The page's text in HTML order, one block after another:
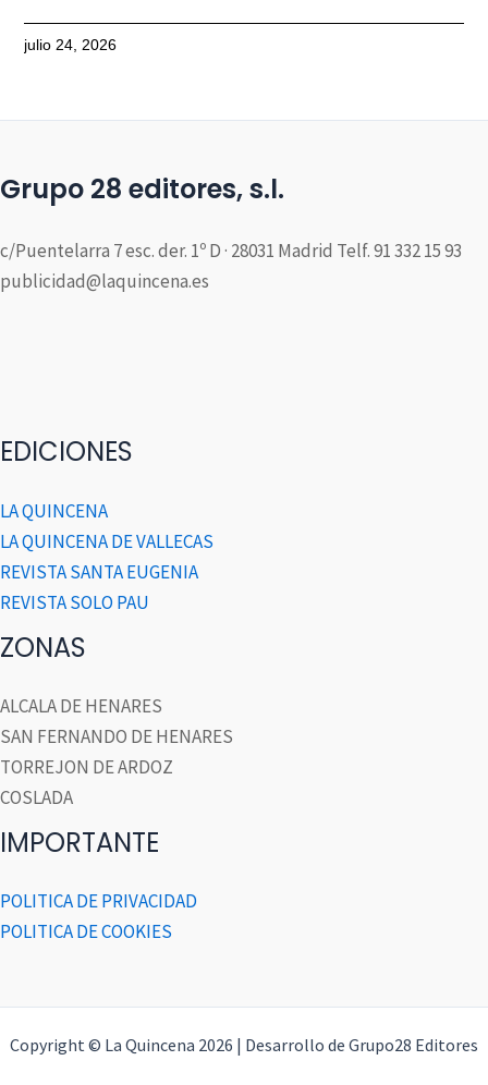
julio 24, 2026
Grupo 28 editores, s.l.
c/Puentelarra 7 esc. der. 1º D · 28031 Madrid Telf. 91 332 15 93
publicidad@laquincena.es
EDICIONES
LA QUINCENA
LA QUINCENA DE VALLECAS
REVISTA SANTA EUGENIA
REVISTA SOLO PAU
ZONAS
ALCALA DE HENARES
SAN FERNANDO DE HENARES
TORREJON DE ARDOZ
COSLADA
IMPORTANTE
POLITICA DE PRIVACIDAD
POLITICA DE COOKIES
Copyright © La Quincena 2026 | Desarrollo de Grupo28 Editores